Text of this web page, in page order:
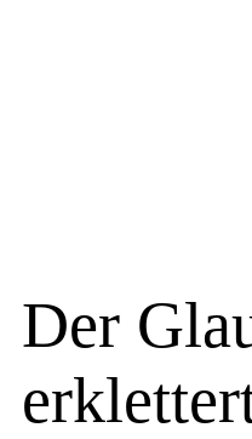
Der